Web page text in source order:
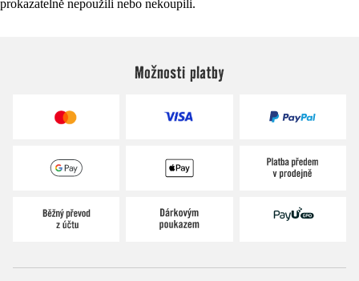
prokazatelně nepoužili nebo nekoupili.
Možnosti platby